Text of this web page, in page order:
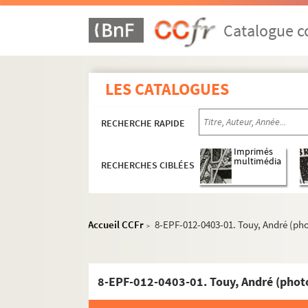
Catalogue
LES CATALOGUES
RECHERCHE RAPIDE
RECHERCHES CIBLÉES
Imprimés
multimédia
Accueil CCFr > 8-EPF-012-0403-01. Touy, André
8-EPF-012-0403-01. Touy, André